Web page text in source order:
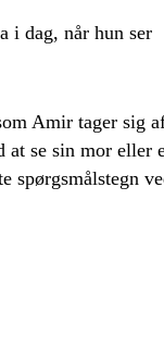
i dag, når hun ser
Amir tager sig
at se sin mor eller
spørgsmålstegn